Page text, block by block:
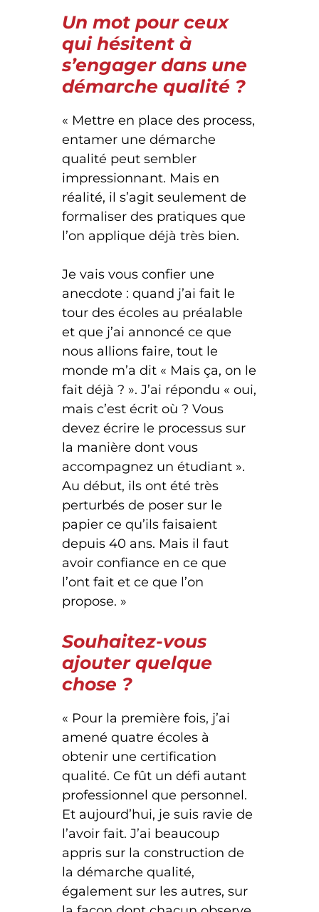
Un mot pour ceux
qui hésitent à
s’engager dans une
démarche qualité ?
« Mettre en place des process,
entamer une démarche
qualité peut sembler
impressionnant. Mais en
réalité, il s’agit seulement de
formaliser des pratiques que
l’on applique déjà très bien.
Je vais vous confier une
anecdote : quand j’ai fait le
tour des écoles au préalable
et que j’ai annoncé ce que
nous allions faire, tout le
monde m’a dit « Mais ça, on le
fait déjà ? ». J’ai répondu « oui,
mais c’est écrit où ? Vous
devez écrire le processus sur
la manière dont vous
accompagnez un étudiant ».
Au début, ils ont été très
perturbés de poser sur le
papier ce qu’ils faisaient
depuis 40 ans. Mais il faut
avoir confiance en ce que
l’ont fait et ce que l’on
propose. »
Souhaitez-vous
ajouter quelque
chose ?
« Pour la première fois, j’ai
amené quatre écoles à
obtenir une certification
qualité. Ce fût un défi autant
professionnel que personnel.
Et aujourd’hui, je suis ravie de
l’avoir fait. J’ai beaucoup
appris sur la construction de
la démarche qualité,
également sur les autres, sur